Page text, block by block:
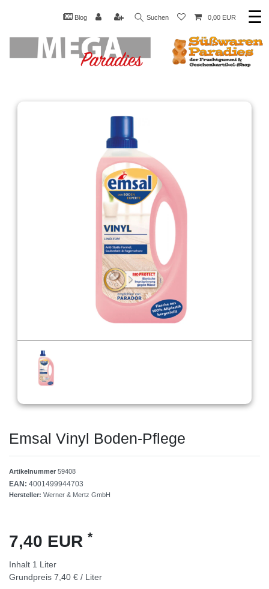
Blog Suchen 0,00 EUR ☰
Emsal Vinyl Boden-Pflege
Artikelnummer 59408
EAN: 4001499944703
Hersteller: Werner & Mertz GmbH
7,40 EUR *
Inhalt 1 Liter
Grundpreis 7,40 € / Liter